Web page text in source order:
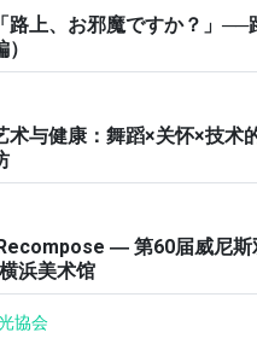
路上、お邪魔ですか？」──
术与健康：舞蹈×关怀×技术
― 第60届威尼斯
浜美术馆
協会